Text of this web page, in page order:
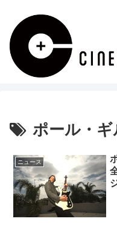
ポール・ギ
ニュース